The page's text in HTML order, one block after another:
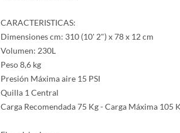
CARACTERISTICAS:
Dimensiones cm: 310 (10' 2") x 78 x 12 cm
Volumen: 230L
Peso 8,6 kg
Presión Máxima aire 15 PSI
Quilla 1 Central
Carga Recomendada 75 Kg - Carga Máxima 105